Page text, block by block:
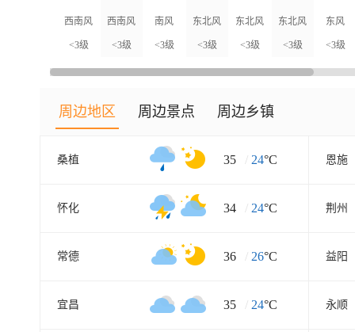
西南风
<3级
西南风
<3级
南风
<3级
东北风
<3级
东北风
<3级
东北风
<3级
东风
<3级
周边地区 周边景点 周边乡镇
桑植 35 / 24°C 恩施
怀化 34 / 24°C 荆州
常德 36 / 26°C 益阳
宜昌 35 / 24°C 永顺